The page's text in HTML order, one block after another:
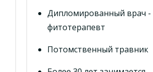
Дипломированный врач -
фитотерапевт
Потомственный травник